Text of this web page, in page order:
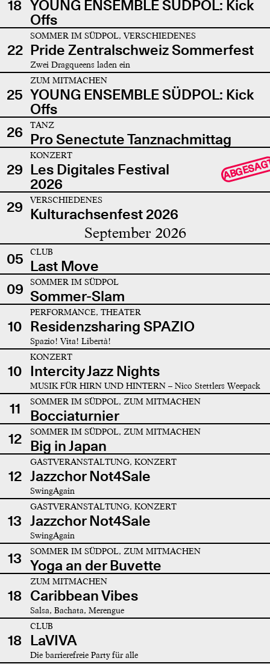
18 YOUNG ENSEMBLE SÜDPOL: Kick
Offs
22
SOMMER IM SÜDPOL, VERSCHIEDENES
Pride Zentralschweiz Sommerfest
Zwei Dragqueens laden ein
25
ZUM MITMACHEN
YOUNG ENSEMBLE SÜDPOL: Kick
Offs
26
TANZ
Pro Senectute Tanznachmittag
29
KONZERT
Les Digitales Festival
2026
29 VERSCHIEDENES
Kulturachsenfest 2026
September 2026
05 CLUB
Last Move
09
SOMMER IM SÜDPOL
Sommer-Slam
10
PERFORMANCE, THEATER
Residenzsharing SPAZIO
Spazio! Vita! Libertà!
10
KONZERT
Intercity Jazz Nights
MUSIK FÜR HIRN UND HINTERN – Nico Stettlers Weepack
11 SOMMER IM SÜDPOL, ZUM MITMACHEN
Bocciaturnier
12
SOMMER IM SÜDPOL, ZUM MITMACHEN
Big in Japan
12
GASTVERANSTALTUNG, KONZERT
Jazzchor Not4Sale
SwingAgain
13
GASTVERANSTALTUNG, KONZERT
Jazzchor Not4Sale
SwingAgain
13 SOMMER IM SÜDPOL, ZUM MITMACHEN
Yoga an der Buvette
18
ZUM MITMACHEN
Caribbean Vibes
Salsa, Bachata, Merengue
18
CLUB
LaVIVA
Die barrierefreie Party für alle